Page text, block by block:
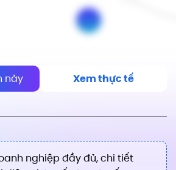
này Xem thực tế
nghiệp đầy đủ, chi tiết